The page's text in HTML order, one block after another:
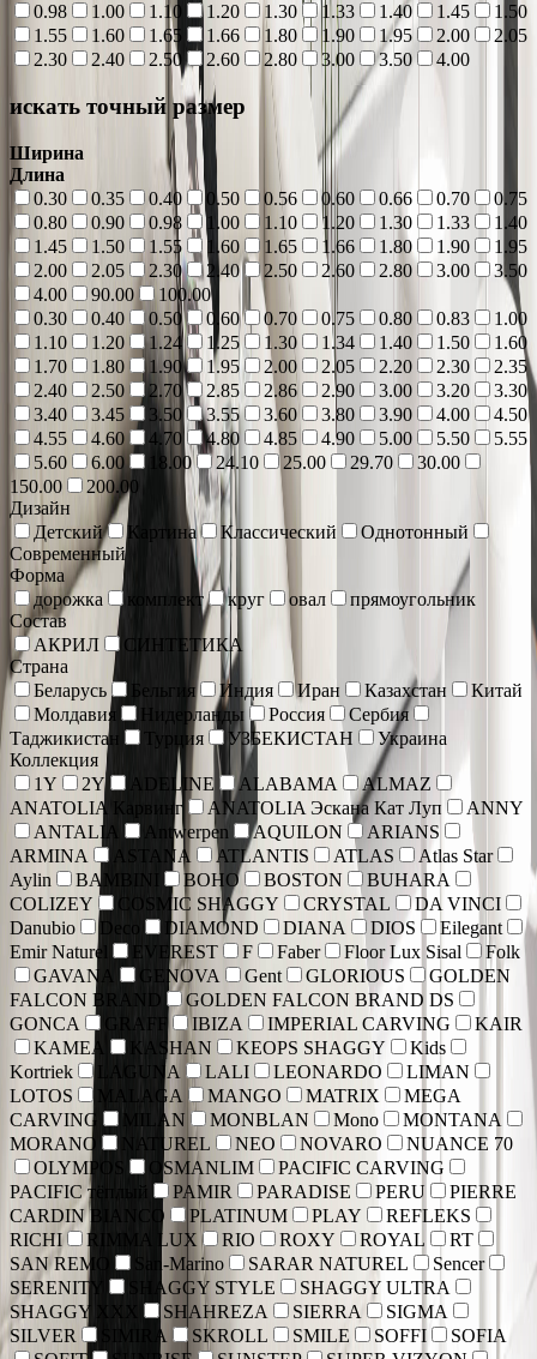
0.98
1.00 1.10 1.20 1.30 1.33 1.40 1.45
1.50
1.55
1.60 1.65 1.66 1.80 1.90 1.95 2.00
2.05
2.30
2.40 2.50 2.60 2.80 3.00 3.50 4.00
искать точный размер
Ширина
Длина
0.30
0.35 0.40 0.50 0.56 0.60 0.66 0.70
0.75
0.80
0.90 0.98 1.00 1.10 1.20 1.30 1.33
1.40
1.45
1.50 1.55 1.60 1.65 1.66 1.80 1.90
1.95
2.00
2.05 2.30 2.40 2.50 2.60 2.80 3.00
3.50
4.00
90.00
100.00
0.30
0.40 0.50 0.60 0.70 0.75 0.80 0.83
1.00
1.10
1.20 1.24 1.25 1.30 1.34 1.40 1.50
1.60
1.70
1.80 1.90 1.95 2.00 2.05 2.20 2.30
2.35
2.40
2.50 2.70 2.85 2.86 2.90 3.00 3.20
3.30
3.40
3.45 3.50 3.55 3.60 3.80 3.90 4.00
4.50
4.55
4.60 4.70 4.80 4.85 4.90 5.00 5.50
5.55
5.60
6.00 18.00 24.10 25.00 29.70
30.00
150.00
200.00
Дизайн
Детский
Картина Классический
Однотонный
Современный
Форма
дорожка
комплект круг овал
прямоугольник
Состав
АКРИЛ
СИНТЕТИКА
Страна
Беларусь
Бельгия Индия Иран Казахстан
Китай
Молдавия
Нидерланды Россия
Сербия
Таджикистан
Турция УЗБЕКИСТАН
Украина
Коллекция
1Y
2Y ADELINE ALABAMA
ALMAZ
ANATOLIA Карвинг
ANATOLIA Эскана Кат Луп
ANNY
ANTALIA
Antwerpen AQUILON
ARIANS
ARMINA
ASTANA ATLANTIS ATLAS
Atlas Star
Aylin
BAMBINI BOHO BOSTON
BUHARA
COLIZEY
COSMIC SHAGGY CRYSTAL
DA VINCI
Danubio
Deco DIAMOND DIANA DIOS
Eilegant
Emir Naturel
EVEREST F Faber Floor Lux Sisal
Folk
GAVANA
GENOVA Gent GLORIOUS
GOLDEN
FALCON BRAND
GOLDEN FALCON BRAND DS
GONCA
GRAFF IBIZA IMPERIAL CARVING
KAIR
KAMEA
KASHAN KEOPS SHAGGY
Kids
Kortriek
LAGUNA LALI LEONARDO
LIMAN
LOTOS
MALAGA MANGO MATRIX
MEGA
CARVING
MILAN MONBLAN Mono
MONTANA
MORANO
NATUREL NEO NOVARO
NUANCE 70
OLYMPOS
OSMANLIM
PACIFIC CARVING
PACIFIC тёплый
PAMIR PARADISE PERU
PIERRE
CARDIN BIANCO
PLATINUM PLAY
REFLEKS
RICHI
RIMMA LUX RIO ROXY ROYAL
RT
SAN REMO
San-Marino SARAR NATUREL
Sencer
SERENITY
SHAGGY STYLE
SHAGGY ULTRA
SHAGGY XXX
SHAHREZA SIERRA
SIGMA
SILVER
SIMIRA SKROLL SMILE SOFFI
SOFIA